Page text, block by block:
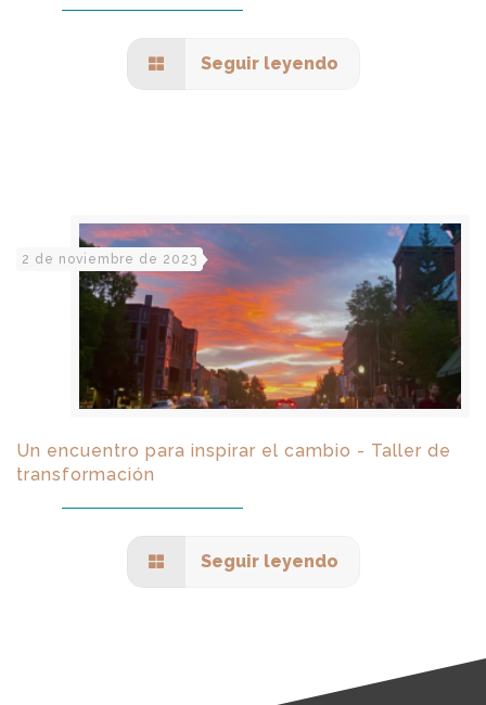
Seguir leyendo
2 de noviembre de 2023
Un encuentro para inspirar el cambio - Taller de
transformación
Seguir leyendo